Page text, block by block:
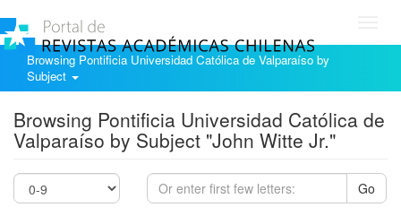
Browsing Pontificia Universidad Católica de Valparaíso by
Subject
Browsing Pontificia Universidad Católica de
Valparaíso by Subject "John Witte Jr."
Go